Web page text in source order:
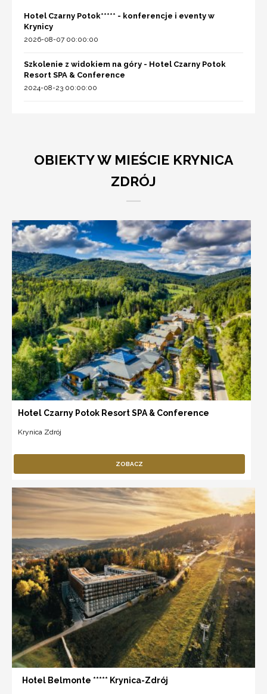
Hotel Czarny Potok***** - konferencje i eventy w
Krynicy
2026-08-07 00:00:00
Szkolenie z widokiem na góry - Hotel Czarny Potok
Resort SPA & Conference
2024-08-23 00:00:00
OBIEKTY W MIEŚCIE KRYNICA
ZDRÓJ
Hotel Czarny Potok Resort SPA & Conference
Krynica Zdrój
ZOBACZ
Hotel Belmonte ***** Krynica-Zdrój